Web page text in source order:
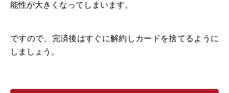
能性が大きくなってしまいます。
ですので、完済後はすぐに解約しカードを捨てるように
しましょう。